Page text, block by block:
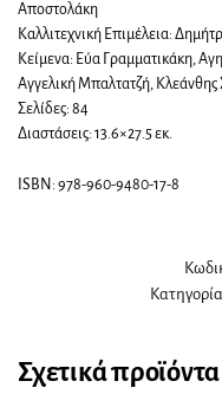
Αποστολάκη
Καλλιτεχνική Επιμέλεια:
Κείμενα: Εύα Γραμματικάκη,
Αγγελική Μπαλτατζή,
Σελίδες: 84
Διαστάσεις: 13.6×27.5 εκ.
ISBN: 978-960-9480-17-8
Σχετικά προϊόντα